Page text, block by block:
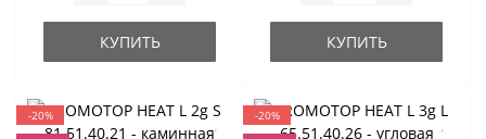
КУПИТЬ КУПИТЬ
-20%
-20%